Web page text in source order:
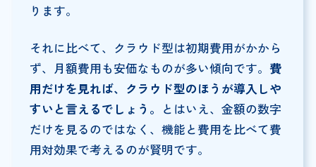
ります。
それに比べて、クラウド型は初期費用がかから
ず、月額費用も安価なものが多い傾向です。 費
用だけを見れば、クラウド型のほうが導入しや
すいと言えるでしょう。 とはいえ、金額の数字
だけを見るのではなく、機能と費用を比べて費
用対効果で考えるのが賢明です。